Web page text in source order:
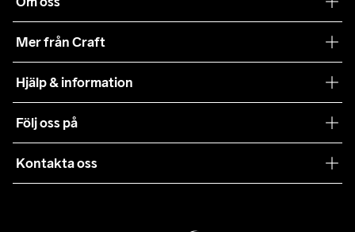
Mer från Craft
Teamwear
Hållbarhet
Samarbeten
Hjälp & information
Våra köpvillkor
Retur
Följ oss på
Kontakta oss